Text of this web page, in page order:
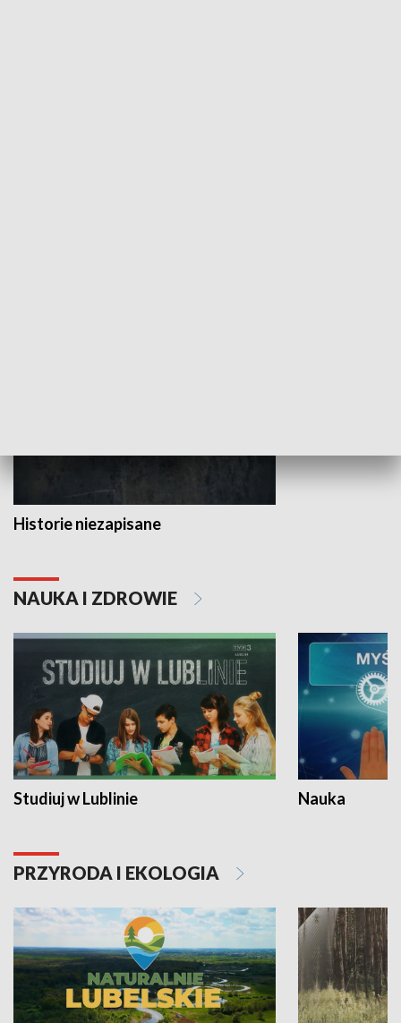
Historie niezapisane
NAUKA I ZDROWIE
Studiuj w Lublinie Nauka
PRZYRODA I EKOLOGIA